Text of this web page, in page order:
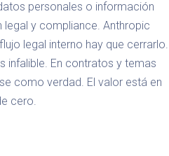
personales o información
y compliance. Anthropic
legal interno hay que cerrarlo.
infalible. En contratos y temas
como verdad. El valor está en
cero.